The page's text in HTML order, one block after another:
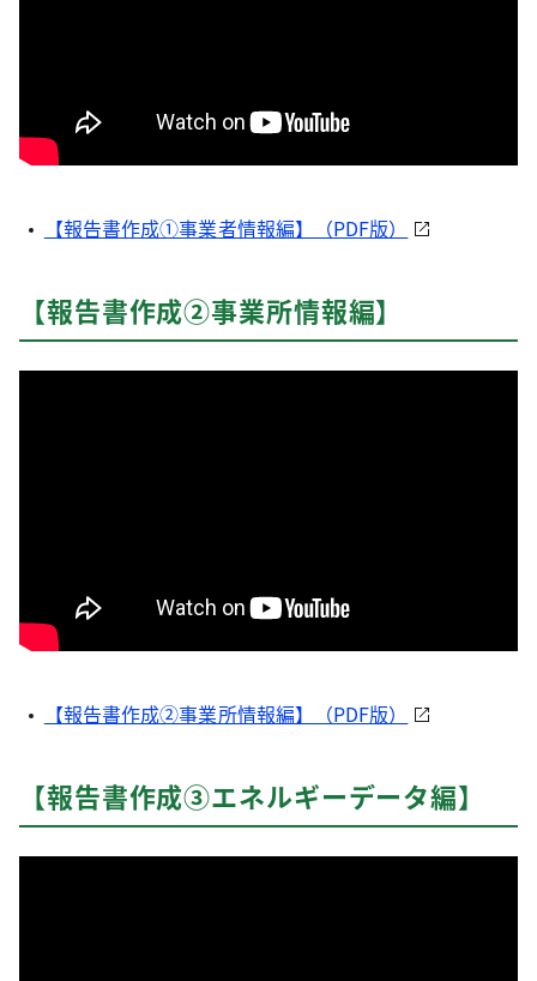
【報告書作成①事業者情報編】（PDF版）
【報告書作成②事業所情報編】
【報告書作成②事業所情報編】（PDF版）
【報告書作成③エネルギーデータ編】